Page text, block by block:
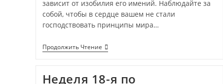
зависит от изобилия его имений. Наблюдайте за
собой, чтобы в сердце вашем не стали
господствовать принципы мира…
Продолжить Чтение
Неделя 18-я по